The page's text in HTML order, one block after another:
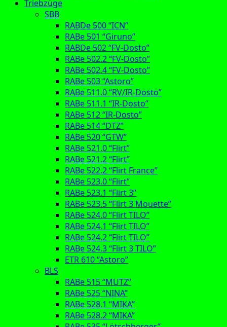
Triebzüge
SBB
RABDe 500 “ICN”
RABe 501 “Giruno”
RABDe 502 “FV-Dosto”
RABe 502.2 “FV-Dosto”
RABe 502.4 “FV-Dosto”
RABe 503 “Astoro”
RABe 511.0 “RV/IR-Dosto”
RABe 511.1 “IR-Dosto”
RABe 512 “IR-Dosto”
RABe 514 “DTZ”
RABe 520 “GTW”
RABe 521.0 “Flirt”
RABe 521.2 “Flirt”
RABe 522.2 “Flirt France”
RABe 523.0 “Flirt”
RABe 523.1 “Flirt 3”
RABe 523.5 “Flirt 3 Mouette”
RABe 524.0 “Flirt TILO”
RABe 524.1 “Flirt TILO”
RABe 524.2 “Flirt TILO”
RABe 524.3 “Flirt 3 TILO”
ETR 610 “Astoro”
BLS
RABe 515 “MUTZ”
RABe 525 “NINA”
RABe 528.1 “MIKA”
RABe 528.2 “MIKA”